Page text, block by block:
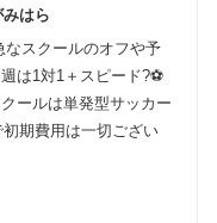
はら
なスクールのオフや予
は1対1＋スピード?⚽️
ールは単発型サッカー
期費用は一切ござい